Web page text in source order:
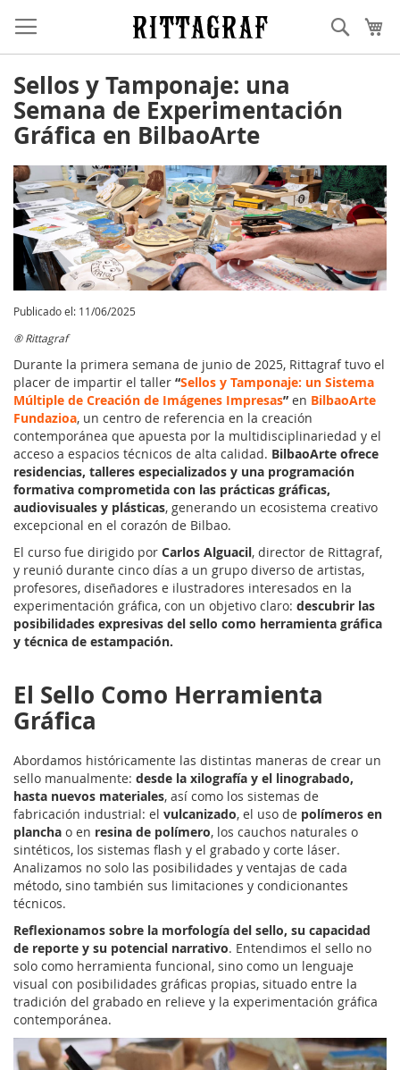
al
Buscar
Sellos y Tamponaje: una
Semana de Experimentación
Gráfica en BilbaoArte
Publicado el: 11/06/2025
® Rittagraf
Durante la primera semana de junio de 2025, Rittagraf tuvo el
placer de impartir el taller “Sellos y Tamponaje: un Sistema
Múltiple de Creación de Imágenes Impresas” en BilbaoArte
Fundazioa, un centro de referencia en la creación
contemporánea que apuesta por la multidisciplinariedad y el
acceso a espacios técnicos de alta calidad. BilbaoArte ofrece
residencias, talleres especializados y una programación
formativa comprometida con las prácticas gráficas,
audiovisuales y plásticas, generando un ecosistema creativo
excepcional en el corazón de Bilbao.
El curso fue dirigido por Carlos Alguacil, director de Rittagraf,
y reunió durante cinco días a un grupo diverso de artistas,
profesores, diseñadores e ilustradores interesados en la
experimentación gráfica, con un objetivo claro: descubrir las
posibilidades expresivas del sello como herramienta gráfica
y técnica de estampación.
El Sello Como Herramienta
Gráfica
Abordamos históricamente las distintas maneras de crear un
sello manualmente: desde la xilografía y el linograbado,
hasta nuevos materiales, así como los sistemas de
fabricación industrial: el vulcanizado, el uso de polímeros en
plancha o en resina de polímero, los cauchos naturales o
sintéticos, los sistemas flash y el grabado y corte láser.
Analizamos no solo las posibilidades y ventajas de cada
método, sino también sus limitaciones y condicionantes
técnicos.
Reflexionamos sobre la morfología del sello, su capacidad
de reporte y su potencial narrativo. Entendimos el sello no
solo como herramienta funcional, sino como un lenguaje
visual con posibilidades gráficas propias, situado entre la
tradición del grabado en relieve y la experimentación gráfica
contemporánea.